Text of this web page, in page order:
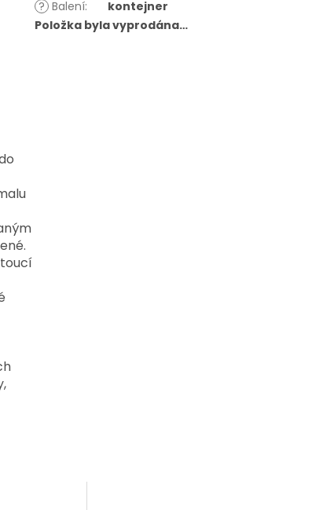
? Balení:
kontejner
Položka byla vyprodána…